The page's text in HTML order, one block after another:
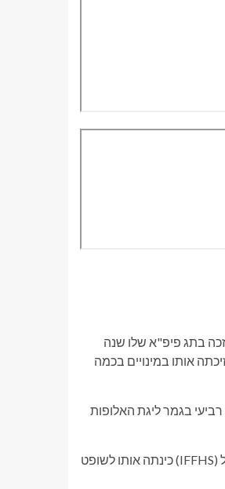
בבריטני, ערך את הופעת הבכורה שלו בליגה 1 ב-2016 לפני שזכה בתג פיפ"א שלו שנה
אותו במינויים בכמה
שימש כשופט רביעי בגמר ליגת האלופות
המוניטין שלו הגיע לשיא נוסף כאשר הפדרציה הבינלאומית להיסטוריה וסטטיסטיקה של כדורגל (IFFHS) כינתה אותו לשופט